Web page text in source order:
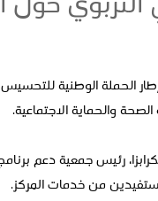
الحملة الوطنية
والحماية الاجتماعية.
رئيس جمعية دعم
من خدمات المركز.